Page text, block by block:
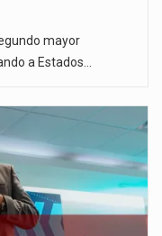
mayor
a Estados…